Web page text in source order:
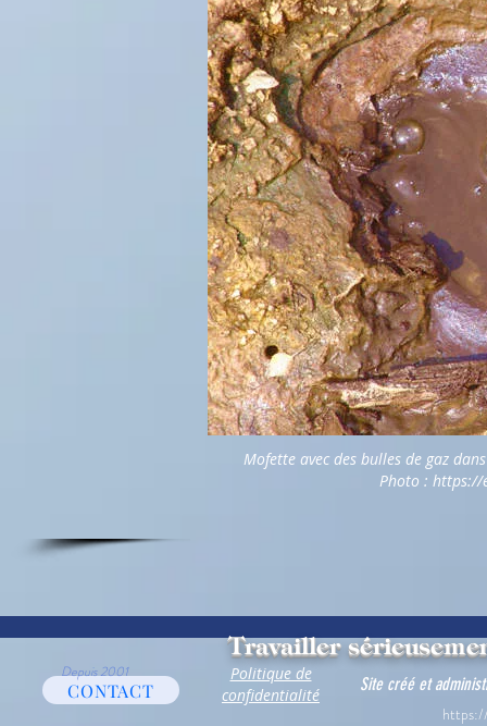
Mofette avec des bulles de gaz
Photo : https://
CONTACT
Travailler
Politique de
confidentialité
Site créé et
Depuis 2001